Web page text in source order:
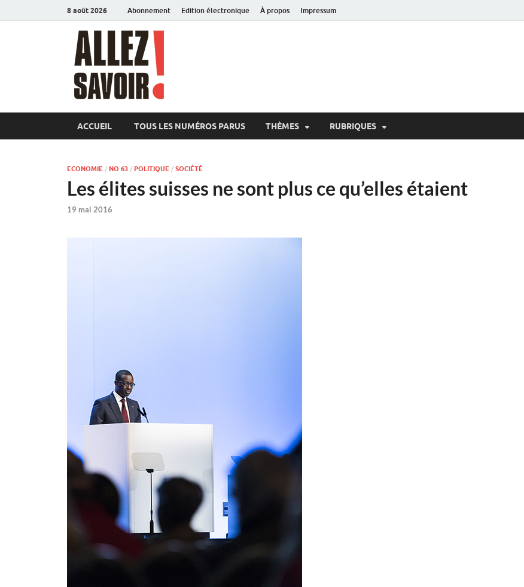
8 août 2026 Abonnement Edition électronique À propos Impressum
ACCUEIL TOUS LES NUMÉROS PARUS THÈMES RUBRIQUES
ECONOMIE / NO 63 / POLITIQUE / SOCIÉTÉ
Les élites suisses ne sont plus ce qu’elles étaient
19 mai 2016